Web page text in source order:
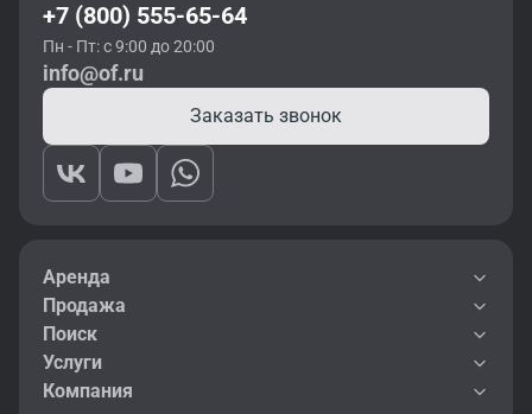
+7 (800) 555-65-64
Пн - Пт: с 9:00 до 20:00
info@of.ru
Заказать звонок
Аренда
Продажа
Поиск
Услуги
Компания